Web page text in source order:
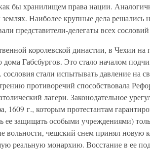
бы хранилищем права нации.
Наиболее крупные дела решались
представители-делегаты всех
королевской династии, в Чехии на
дома Габсбургов. Это стало началом
стали испытывать давление на
противоречий способствовала
лагери. Законодательное
1609 г., которым протестантам
ее защищать особыми учреждениями)
вольности, чешский снем принял новую
реальную монархию. Восстание в ее